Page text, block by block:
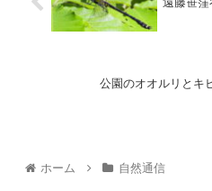
公園のオオルリとキ
ホーム 自然通信